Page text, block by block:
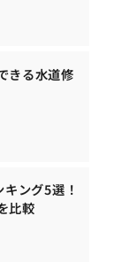
きる水道修
ング5選！
比較